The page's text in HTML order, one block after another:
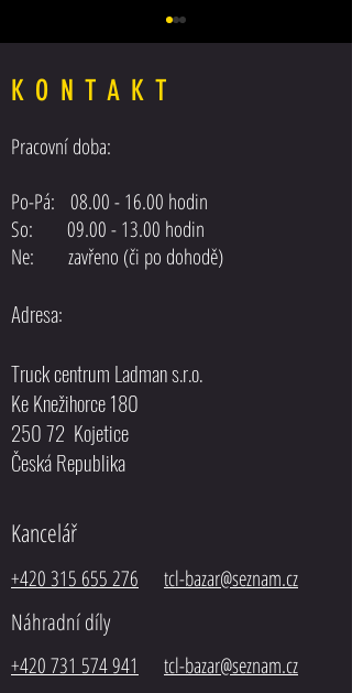
KONTAKT
Pracovní doba:
Po-Pá: 08.00 - 16.00 hodin
So: 09.00 - 13.00 hodin
Ne: zavřeno (či po dohodě)
Adresa:
Truck centrum Ladman s.r.o.
Ke Knežihorce 180
250 72 Kojetice
Česká Republika
Kancelář
+420 315 655 276 tcl-bazar@seznam.cz
Náhradní díly
+420 731 574 941 tcl-bazar@seznam.cz